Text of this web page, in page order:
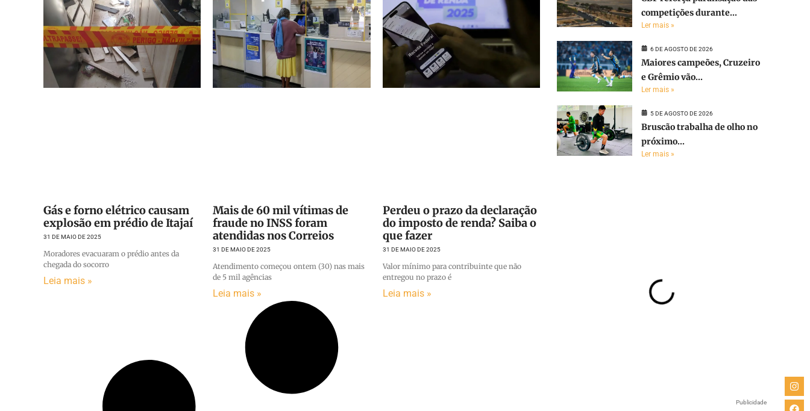
Gás e forno elétrico causam
explosão em prédio de Itajaí
31 DE MAIO DE 2025
Moradores evacuaram o prédio antes da
chegada do socorro
Leia mais »
Mais de 60 mil vítimas de
fraude no INSS foram
atendidas nos Correios
31 DE MAIO DE 2025
Atendimento começou ontem (30) nas mais
de 5 mil agências
Leia mais »
Perdeu o prazo da declaração
do imposto de renda? Saiba o
que fazer
31 DE MAIO DE 2025
Valor mínimo para contribuinte que não
entregou no prazo é
Leia mais »
competições durante...
Ler mais »
6 DE AGOSTO DE 2026
Maiores campeões, Cruzeiro
e Grêmio vão...
Ler mais »
5 DE AGOSTO DE 2026
Bruscão trabalha de olho no
próximo...
Ler mais »
Publicidade